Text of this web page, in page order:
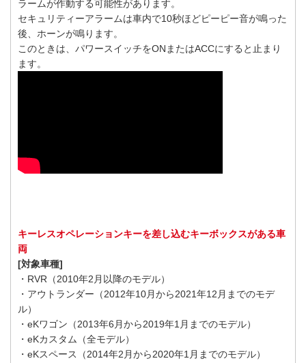
ラームが作動する可能性があります。
セキュリティーアラームは車内で10秒ほどピーピー音が鳴った
後、ホーンが鳴ります。
このときは、パワースイッチをONまたはACCにすると止まり
ます。
キーレスオペレーションキーを差し込むキーボックスがある車
両
[対象車種]
・RVR（2010年2月以降のモデル）
・アウトランダー（2012年10月から2021年12月までのモデ
ル）
・eKワゴン（2013年6月から2019年1月までのモデル）
・eKカスタム（全モデル）
・eKスペース（2014年2月から2020年1月までのモデル）